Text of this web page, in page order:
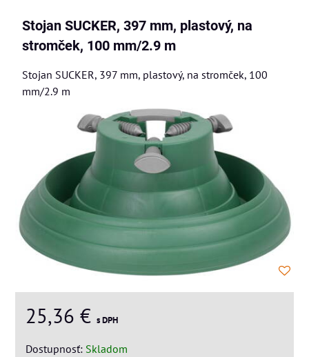
Stojan SUCKER, 397 mm, plastový, na
stromček, 100 mm/2.9 m
Stojan SUCKER, 397 mm, plastový, na stromček, 100
mm/2.9 m
25,36 € s DPH
Dostupnosť: Skladom